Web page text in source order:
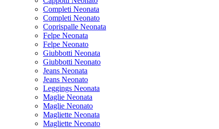
Completi Neonata
Completi Neonato
Coprispalle Neonata
Felpe Neonata
Felpe Neonato
Giubbotti Neonata
Giubbotti Neonato
Jeans Neonata
Jeans Neonato
Leggings Neonata
Maglie Neonata
Maglie Neonato
Magliette Neonata
Magliette Neonato